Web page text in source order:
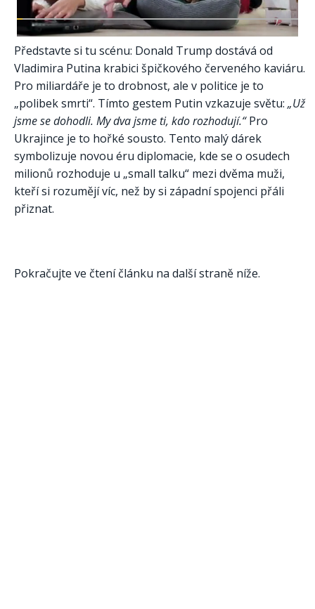
Představte si tu scénu: Donald Trump dostává od
Vladimira Putina krabici špičkového červeného kaviáru.
Pro miliardáře je to drobnost, ale v politice je to
„polibek smrti“. Tímto gestem Putin vzkazuje světu: „Už
jsme se dohodli. My dva jsme ti, kdo rozhodují.“Pro
Ukrajince je to hořké sousto. Tento malý dárek
symbolizuje novou éru diplomacie, kde se o osudech
milionů rozhoduje u „small talku“ mezi dvěma muži,
kteří si rozumějí víc, než by si západní spojenci přáli
přiznat.
Pokračujte ve čtení článku na další straně níže.